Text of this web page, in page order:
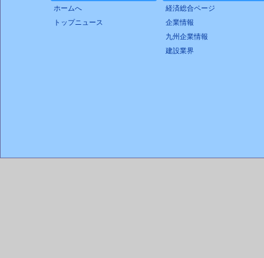
ホームへ
トップニュース
経済総合ページ
企業情報
九州企業情報
建設業界